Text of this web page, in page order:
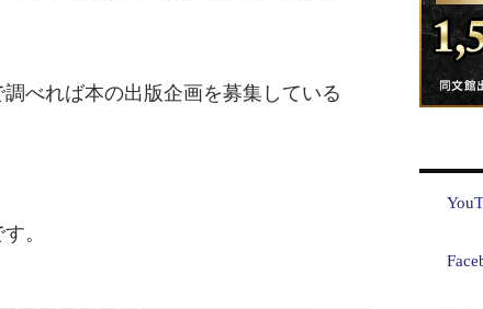
べれば本の出版企画を募集している
。